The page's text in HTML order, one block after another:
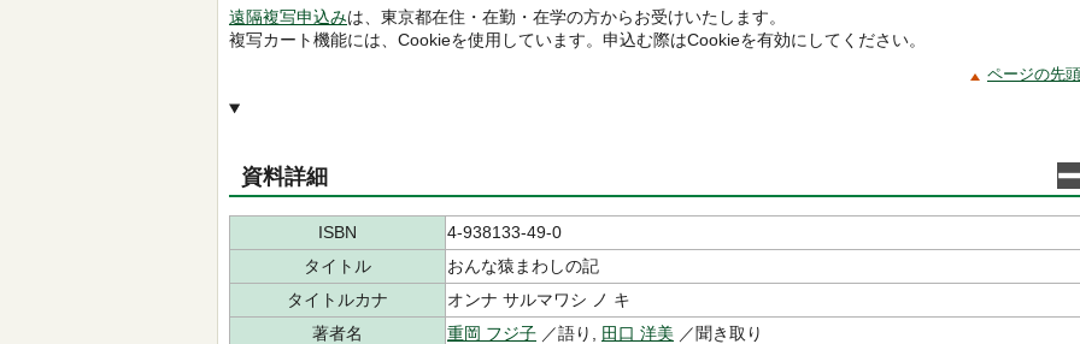
遠隔複写申込みは、東京都在住・在勤・在学の方からお受けいたします。
複写カート機能には、Cookieを使用しています。申込む際はCookieを有効にしてください。
ページの先
資料詳細
ISBN
4-938133-49-0
タイトル
おんな猿まわしの記
タイトルカナ
オンナ サルマワシ ノ キ
著者名
重岡 フジ子 ／語り, 田口 洋美 ／聞き取り